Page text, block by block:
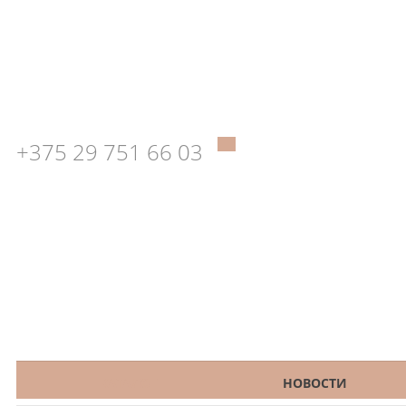
+375 29 751 66 03
НОВОСТИ